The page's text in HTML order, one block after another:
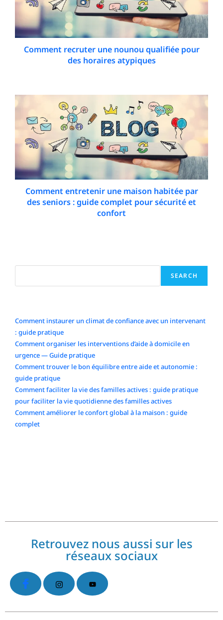
Comment recruter une nounou qualifiée pour
des horaires atypiques
Comment entretenir une maison habitée par
des seniors : guide complet pour sécurité et
confort
SEARCH
Comment instaurer un climat de confiance avec un intervenant
: guide pratique
Comment organiser les interventions d’aide à domicile en
urgence — Guide pratique
Comment trouver le bon équilibre entre aide et autonomie :
guide pratique
Comment faciliter la vie des familles actives : guide pratique
pour faciliter la vie quotidienne des familles actives
Comment améliorer le confort global à la maison : guide
complet
Retrouvez nous aussi sur les
réseaux sociaux